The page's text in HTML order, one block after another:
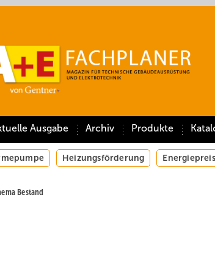
Ausgabe Archiv Produkte
Heizungsförderung
Bestand